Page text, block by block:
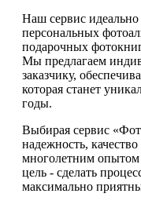
Наш сервис идеально
персональных
подарочных
Мы предлагаем
заказчику,
которая станет
годы.
Выбирая сервис
надежность,
многолетним
цель - сделать
максимально